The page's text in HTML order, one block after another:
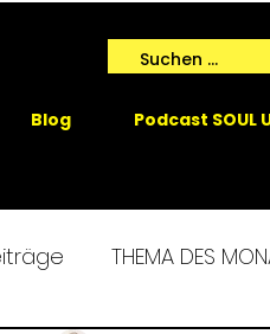
Podcast SOUL
Blog
THEMA DES